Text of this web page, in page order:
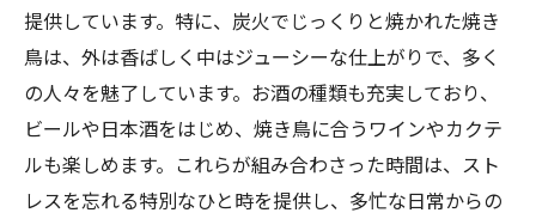
提供しています。特に、炭火でじっくりと焼かれた焼き
鳥は、外は香ばしく中はジューシーな仕上がりで、多く
の人々を魅了しています。お酒の種類も充実しており、
ビールや日本酒をはじめ、焼き鳥に合うワインやカクテ
ルも楽しめます。これらが組み合わさった時間は、スト
レスを忘れる特別なひと時を提供し、多忙な日常からの